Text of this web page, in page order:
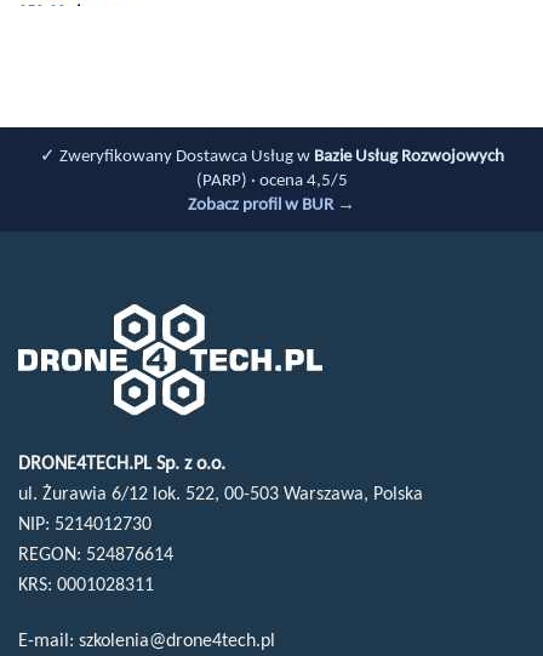
250.00 zł
✓ Zweryfikowany Dostawca Usług w Bazie Usług Rozwojowych
(PARP) · ocena 4,5/5
Zobacz profil w BUR →
DRONE4TECH.PL Sp. z o.o.
ul. Żurawia 6/12 lok. 522, 00-503 Warszawa, Polska
NIP: 5214012730
REGON: 524876614
KRS: 0001028311
E-mail: szkolenia@drone4tech.pl